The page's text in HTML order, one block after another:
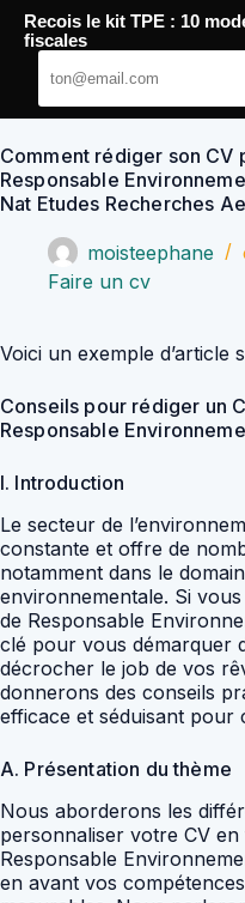
Passer
contenu
YoupiJobs
Comment rédiger son CV
Responsable
Nat Etudes Recherches
moisteephane
Faire un cv
Voici un exemple d’article
Conseils pour rédiger un
Responsable
I. Introduction
Le secteur de
constante et offre de
notamment dans le
environnementale. Si
de Responsable
clé pour vous démarquer
décrocher le job de vos
donnerons des conseils
efficace et séduisant pour
A. Présentation du thème
Nous aborderons les
personnaliser votre CV
Responsable
en avant vos
Recois le kit TPE : 10
fiscales